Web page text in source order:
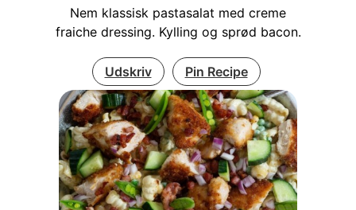
Nem klassisk pastasalat med creme
fraiche dressing. Kylling og sprød bacon.
Udskriv Pin Recipe